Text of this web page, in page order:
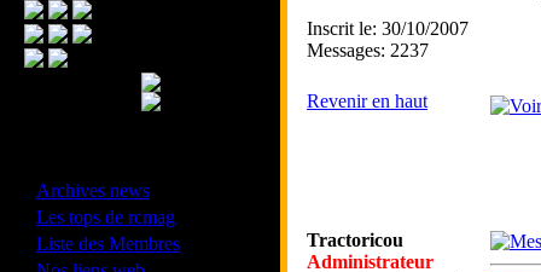
Archives news
Les tops de rcmag
Liste des Membres
Inscrit le: 30/10/2007
Messages: 2237
Revenir en haut
Tractoricou
Administrateur